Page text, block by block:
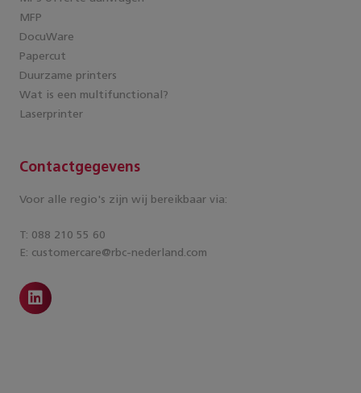
MFP
DocuWare
Papercut
Duurzame printers
Wat is een multifunctional?
Laserprinter
Contactgegevens
Voor alle regio's zijn wij bereikbaar via:
T: 088 210 55 60
E: customercare@rbc-nederland.com